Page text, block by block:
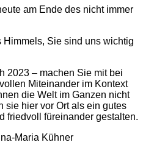
am Ende des nicht immer
Sie sind uns wichtig
2023 – machen Sie mit bei
Miteinander im Kontext
die Welt im Ganzen nicht
sie hier vor Ort als ein gutes
friedvoll füreinander gestalten.
Maria Kühner